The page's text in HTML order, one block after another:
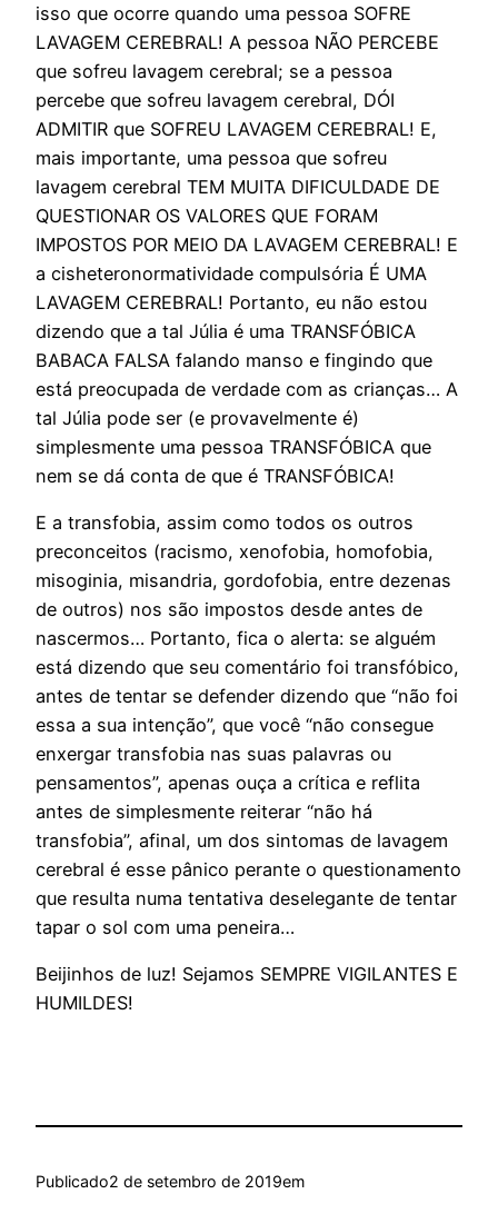
isso que ocorre quando uma pessoa SOFRE
LAVAGEM CEREBRAL! A pessoa NÃO PERCEBE
que sofreu lavagem cerebral; se a pessoa
percebe que sofreu lavagem cerebral, DÓI
ADMITIR que SOFREU LAVAGEM CEREBRAL! E,
mais importante, uma pessoa que sofreu
lavagem cerebral TEM MUITA DIFICULDADE DE
QUESTIONAR OS VALORES QUE FORAM
IMPOSTOS POR MEIO DA LAVAGEM CEREBRAL! E
a cisheteronormatividade compulsória É UMA
LAVAGEM CEREBRAL! Portanto, eu não estou
dizendo que a tal Júlia é uma TRANSFÓBICA
BABACA FALSA falando manso e fingindo que
está preocupada de verdade com as crianças… A
tal Júlia pode ser (e provavelmente é)
simplesmente uma pessoa TRANSFÓBICA que
nem se dá conta de que é TRANSFÓBICA!
E a transfobia, assim como todos os outros
preconceitos (racismo, xenofobia, homofobia,
misoginia, misandria, gordofobia, entre dezenas
de outros) nos são impostos desde antes de
nascermos… Portanto, fica o alerta: se alguém
está dizendo que seu comentário foi transfóbico,
antes de tentar se defender dizendo que “não foi
essa a sua intenção”, que você “não consegue
enxergar transfobia nas suas palavras ou
pensamentos”, apenas ouça a crítica e reflita
antes de simplesmente reiterar “não há
transfobia”, afinal, um dos sintomas de lavagem
cerebral é esse pânico perante o questionamento
que resulta numa tentativa deselegante de tentar
tapar o sol com uma peneira…
Beijinhos de luz! Sejamos SEMPRE VIGILANTES E
HUMILDES!
Publicado2 de setembro de 2019em